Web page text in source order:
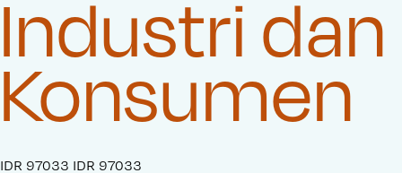
Industri dan
Konsumen
S
IDR 97033 O
IDR 97033